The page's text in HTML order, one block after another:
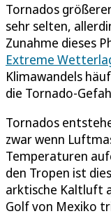
Tornados
sehr selten,
Zunahme dieses
Extreme
Klimawandels
die Tornado-
Tornados
zwar wenn
Temperaturen
den Tropen ist
arktische Kaltluft
Golf von Mexiko